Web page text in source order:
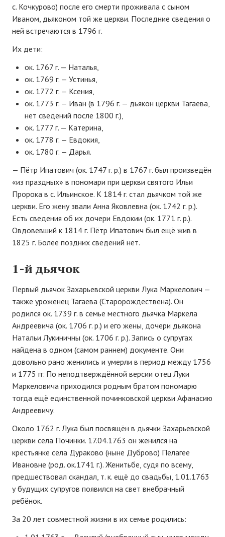
с. Кочкурово) после его смерти проживала с сыном
Иваном, дьяконом той же церкви. Последние сведения о
ней встречаются в 1796 г.
Их дети:
ок. 1767 г. — Наталья,
ок. 1769 г. — Устинья,
ок. 1772 г. — Ксения,
ок. 1773 г. — Иван (в 1796 г. — дьякон церкви Тагаева,
нет сведений после 1800 г.),
ок. 1777 г. — Катерина,
ок. 1778 г. — Евдокия,
ок. 1780 г. — Дарья.
— Пётр Ипатович (ок. 1747 г. р.) в 1767 г. был произведён
«из праздных» в пономари при церкви святого Ильи
Пророка в с. Ильинское. К 1814 г. стал дьячком той же
церкви. Его жену звали Анна Яковлевна (ок. 1742 г. р.).
Есть сведения об их дочери Евдокии (ок. 1771 г. р.).
Овдовевший к 1814 г. Пётр Ипатович был ещё жив в
1825 г. Более поздних сведений нет.
1-й дьячок
Первый дьячок Захарьевской церкви Лука Маркелович —
также уроженец Тагаева (Старорождествена). Он
родился ок. 1739 г. в семье местного дьячка Маркела
Андреевича (ок. 1706 г. р.) и его жены, дочери дьякона
Натальи Лукиничны (ок. 1706 г. р.). Запись о супругах
найдена в одном (самом раннем) документе. Они
довольно рано женились и умерли в период между 1756
и 1775 гг. По неподтверждённой версии отец Луки
Маркеловича приходился родным братом пономарю
тогда ещё единственной починковской церкви Афанасию
Андреевичу.
Около 1762 г. Лука был посвящён в дьячки Захарьевской
церкви села Починки. 17.04.1763 он женился на
крестьянке села Дураково (ныне Дуброво) Пелагее
Ивановне (род. ок.1741 г.). Женитьбе, судя по всему,
предшествовал скандал, т. к. ещё до свадьбы, 1.01.1763
у будущих супругов появился на свет внебрачный
ребёнок.
За 20 лет совместной жизни в их семье родились: